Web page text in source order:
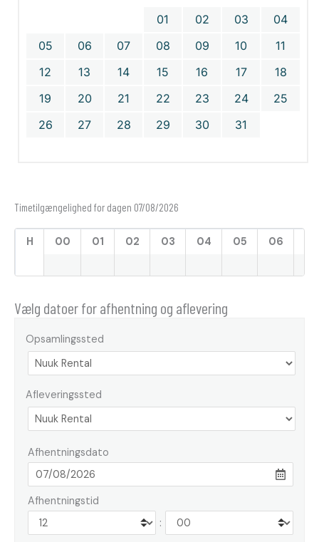
01 02 03
04
05
06 07 08 09 10
11
12
13 14 15 16 17
18
19
20 21 22 23 24
25
26
27 28 29 30 31
Timetilgængelighed for dagen 07/08/2026
H 00 01 02 03 04 05 06
Vælg datoer for afhentning og aflevering
Opsamlingssted
Afleveringssted
Afhentningsdato
Afhentningstid
: